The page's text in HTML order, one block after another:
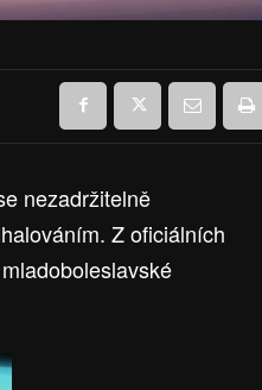
nezadržitelně
Z oficiálních